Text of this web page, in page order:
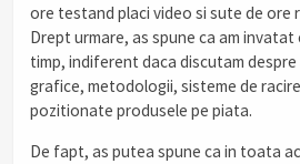
ore testand placi video si sute de ore
Drept urmare, as spune ca am
timp, indiferent daca discutam
grafice, metodologii, sisteme de
pozitionate produsele pe piata.
De fapt, as putea spune ca in toata